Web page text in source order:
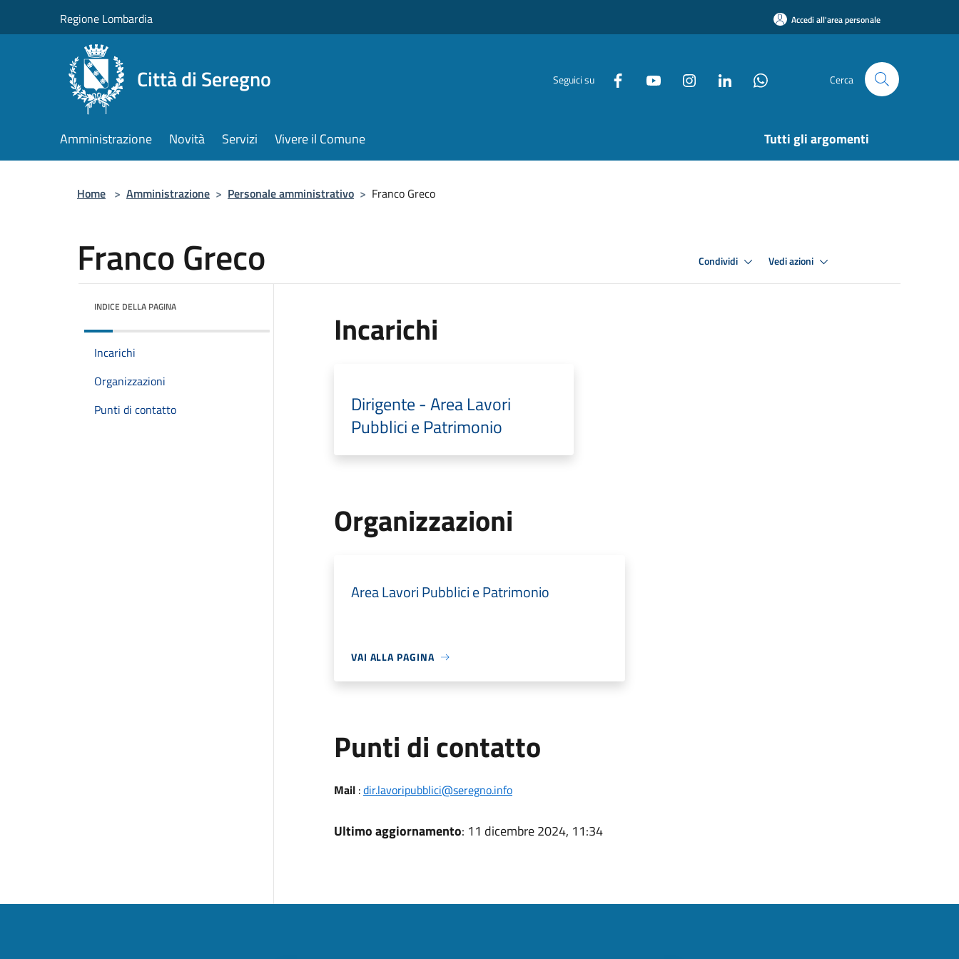
Regione Lombardia Accedi all'area personale
Città di Seregno Seguici su Cerca
Amministrazione Novità Servizi Vivere il Comune Tutti gli argomenti
Home > Amministrazione > Personale amministrativo > Franco Greco
Franco Greco Condividi Vedi azioni
INDICE DELLA PAGINA
Incarichi
Organizzazioni
Punti di contatto
Incarichi
Dirigente - Area Lavori
Pubblici e Patrimonio
Organizzazioni
Area Lavori Pubblici e Patrimonio
VAI ALLA PAGINA
Punti di contatto
Mail:dir.lavoripubblici@seregno.info
Ultimo aggiornamento: 11 dicembre 2024, 11:34